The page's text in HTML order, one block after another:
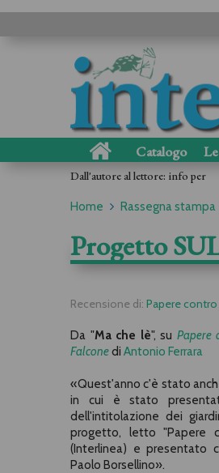
Catalogo
Dall'autore al lettore: info per
Home Rassegna stampa
Progetto
Recensione di: Papere
Da "Ma che lè", su Papere
Falconedi Antonio Ferrara
«Quest'anno c'è stato
in cui è stato
dell'intitolazione dei
progetto, letto "Papere
(Interlinea) e presentato
Paolo Borsellino».